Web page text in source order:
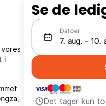
i
Se de
Datoer
Det tager kun